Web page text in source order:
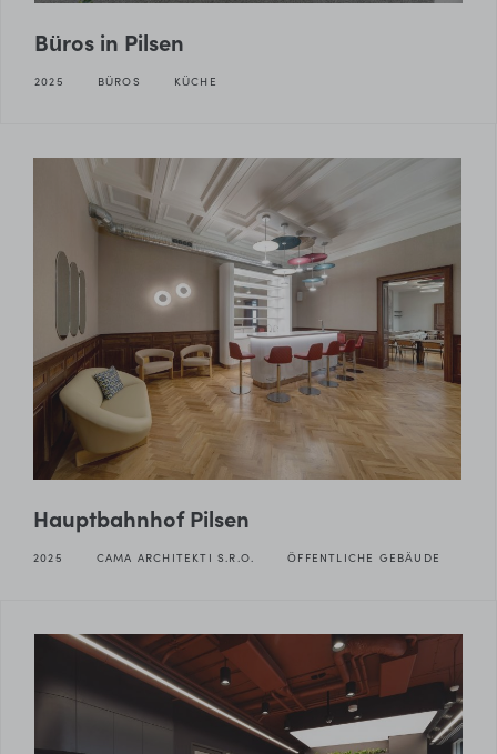
Büros in Pilsen
2025 BÜROS KÜCHE
Hauptbahnhof Pilsen
2025 CAMA ARCHITEKTI S.R.O. ÖFFENTLICHE GEBÄUDE